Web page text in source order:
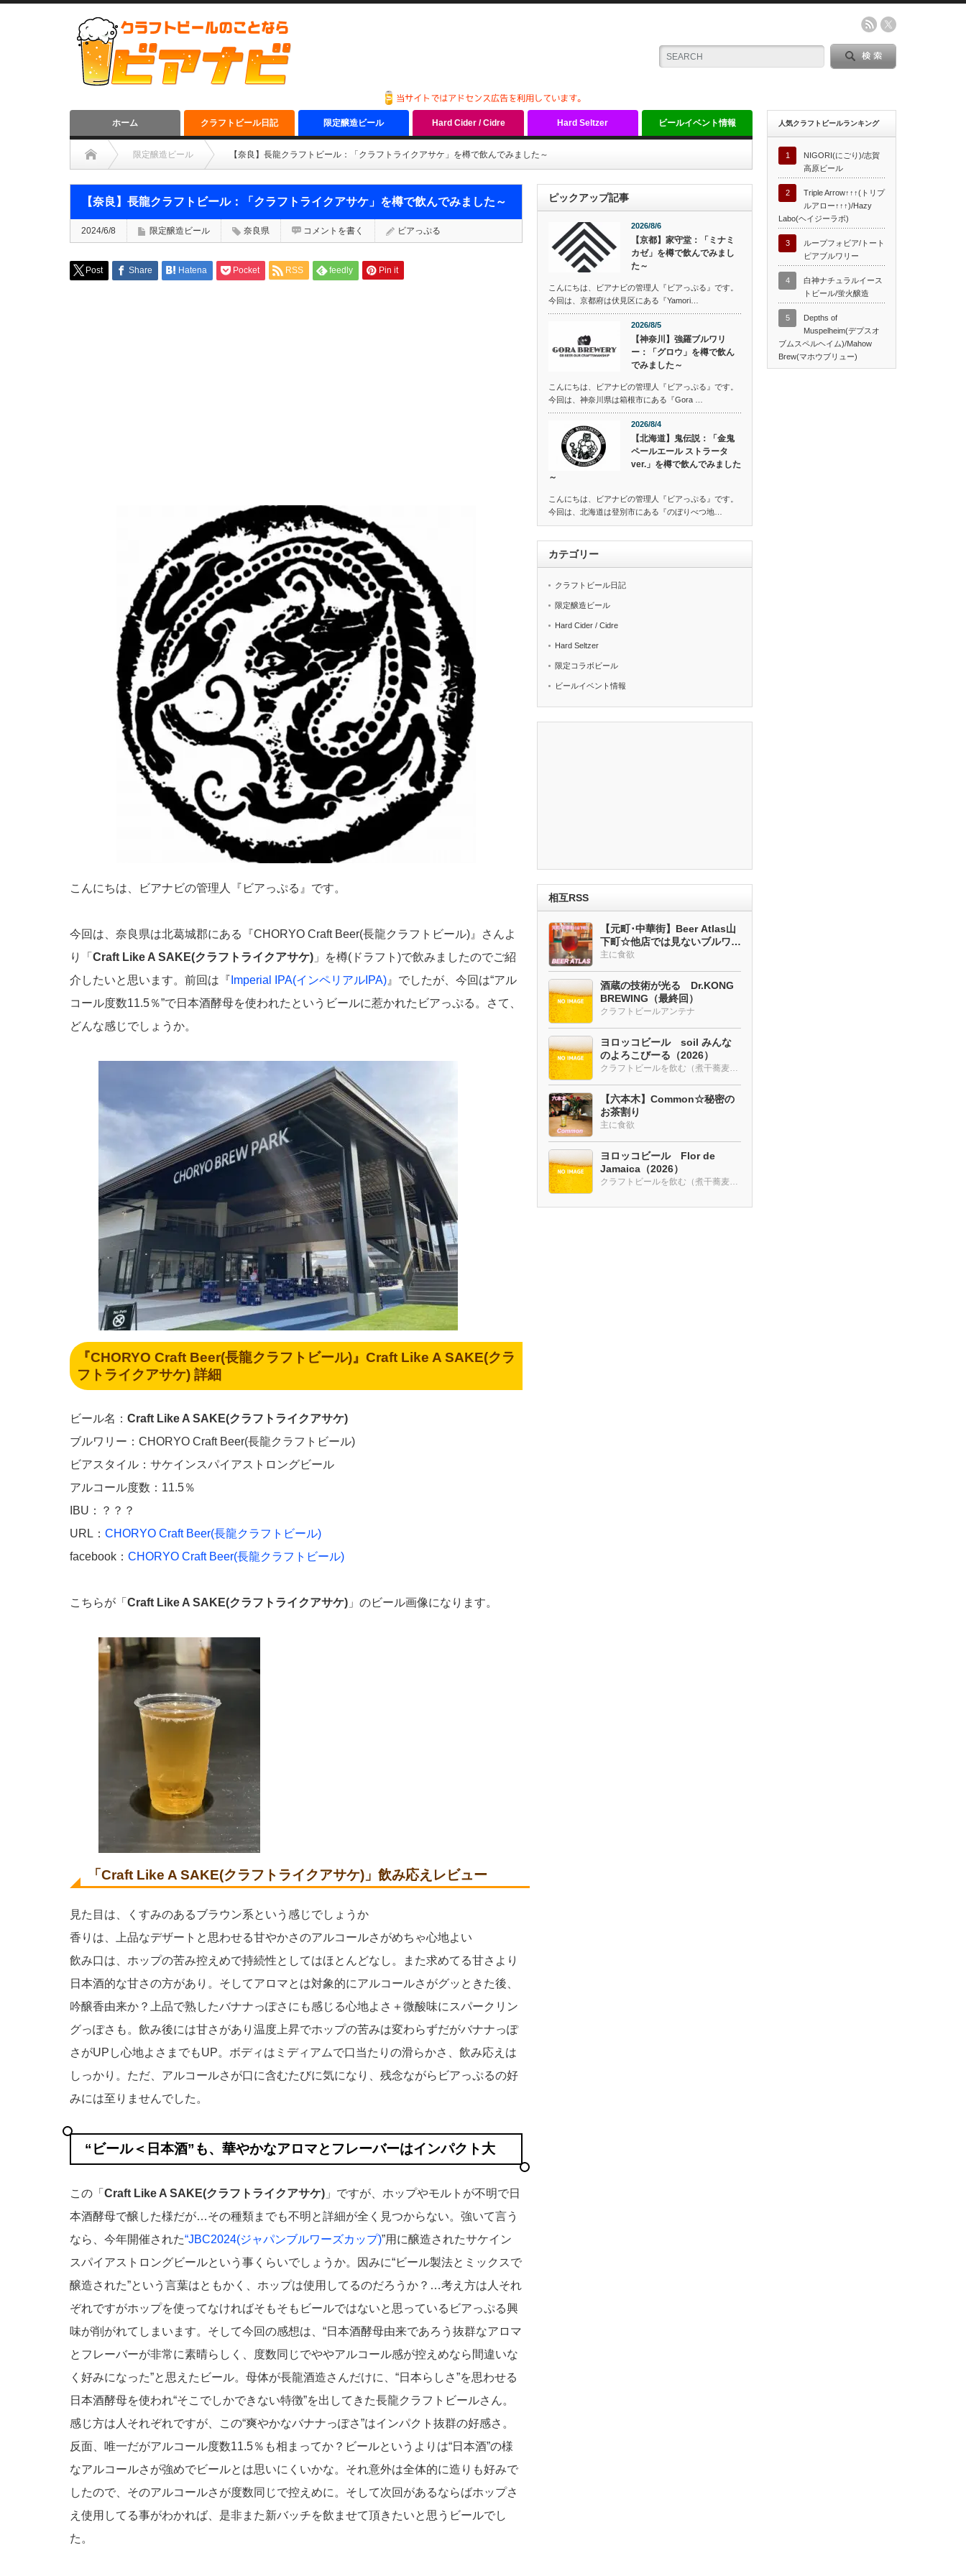
ホーム クラフトビール日記 限定醸造ビール Hard Cider / Cidre Hard Seltzer ビールイベント情報
限定醸造ビール 【奈良】長龍クラフトビール：「クラフトライクアサケ」を樽で飲んでみました～
【奈良】長龍クラフトビール：「クラフトライクアサケ」を樽で飲んでみました～
2024/6/8 限定醸造ビール 奈良県 コメントを書く ビアっぷる
Post Share Hatena Pocket RSS feedly Pin it
こんにちは、ビアナビの管理人『ビアっぷる』です。
今回は、奈良県は北葛城郡にある『CHORYO Craft Beer(長龍クラフトビール)』さんよ
り「 Craft Like A SAKE(クラフトライクアサケ) 」を樽(ドラフト)で飲みましたのでご紹
介したいと思います。前回は『 Imperial IPA(インペリアルIPA) 』でしたが、今回は“アル
コール度数11.5％”で日本酒酵母を使われたというビールに惹かれたビアっぷる。さて、
どんな感じでしょうか。
『CHORYO Craft Beer(長龍クラフトビール)』Craft Like A SAKE(クラ
フトライクアサケ) 詳細
ビール名： Craft Like A SAKE(クラフトライクアサケ)
ブルワリー：CHORYO Craft Beer(長龍クラフトビール)
ビアスタイル：サケインスパイアストロングビール
アルコール度数：11.5％
IBU：？？？
URL： CHORYO Craft Beer(長龍クラフトビール)
facebook： CHORYO Craft Beer(長龍クラフトビール)
こちらが「 Craft Like A SAKE(クラフトライクアサケ) 」のビール画像になります。
「Craft Like A SAKE(クラフトライクアサケ)」飲み応えレビュー
見た目は、くすみのあるブラウン系という感じでしょうか
香りは、上品なデザートと思わせる甘やかさのアルコールさがめちゃ心地よい
飲み口は、ホップの苦み控えめで持続性としてはほとんどなし。また求めてる甘さより
日本酒的な甘さの方があり。そしてアロマとは対象的にアルコールさがグッときた後、
吟醸香由来か？上品で熟したバナナっぽさにも感じる心地よさ＋微酸味にスパークリン
グっぽさも。飲み後には甘さがあり温度上昇でホップの苦みは変わらずだがバナナっぽ
さがUPし心地よさまでもUP。ボディはミディアムで口当たりの滑らかさ、飲み応えは
しっかり。ただ、アルコールさが口に含むたびに気になり、残念ながらビアっぷるの好
みには至りませんでした。
“ビール＜日本酒”も、華やかなアロマとフレーバーはインパクト大
この「 Craft Like A SAKE(クラフトライクアサケ) 」ですが、ホップやモルトが不明で日
本酒酵母で醸した様だが…その種類までも不明と詳細が全く見つからない。強いて言う
なら、今年開催された“JBC2024(ジャパンブルワーズカップ)”用に醸造されたサケイン
スパイアストロングビールという事くらいでしょうか。因みに“ビール製法とミックスで
醸造された”という言葉はともかく、ホップは使用してるのだろうか？…考え方は人それ
ぞれですがホップを使ってなければそもそもビールではないと思っているビアっぷる興
味が削がれてしまいます。そして今回の感想は、“日本酒酵母由来であろう抜群なアロマ
とフレーバーが非常に素晴らしく、度数同じでややアルコール感が控えめなら間違いな
く好みになった”と思えたビール。母体が長龍酒造さんだけに、“日本らしさ”を思わせる
日本酒酵母を使われ“そこでしかできない特徴”を出してきた長龍クラフトビールさん。
感じ方は人それぞれですが、この“爽やかなバナナっぽさ”はインパクト抜群の好感さ。
反面、唯一だがアルコール度数11.5％も相まってか？ビールというよりは“日本酒”の様
なアルコールさが強めでビールとは思いにくいかな。それ意外は全体的に造りも好みで
したので、そのアルコールさが度数同じで控えめに。そして次回があるならばホップさ
え使用してる事がわかれば、是非また新バッチを飲ませて頂きたいと思うビールでし
た。
ピックアップ記事
2026/8/6
【京都】家守堂：「ミナミ
カゼ」を樽で飲んでみまし
た～
こんにちは、ビアナビの管理人『ビアっぷる』です。
今回は、京都府は伏見区にある『Yamori…
2026/8/5
【神奈川】強羅ブルワリ
ー：「グロウ」を樽で飲ん
でみました～
こんにちは、ビアナビの管理人『ビアっぷる』です。
今回は、神奈川県は箱根市にある『Gora …
2026/8/4
【北海道】鬼伝説：「金鬼
ペールエール ストラータ
ver.」を樽で飲んでみました
～
こんにちは、ビアナビの管理人『ビアっぷる』です。
今回は、北海道は登別市にある『のぼりべつ地…
カテゴリー
クラフトビール日記
限定醸造ビール
Hard Cider / Cidre
Hard Seltzer
限定コラボビール
ビールイベント情報
相互RSS
【元町･中華街】Beer Atlas山
下町☆他店では見ないブルワリ
ー多め
主に食欲
酒蔵の技術が光る Dr.KONG
BREWING（最終回）
クラフトビールアンテナ
ヨロッコビール soil みんな
のよろこびーる（2026）
クラフトビールを飲む（煮干蕎麦も・・・）
【六本木】Common☆秘密の
お茶割り
主に食欲
ヨロッコビール Flor de
Jamaica（2026）
クラフトビールを飲む（煮干蕎麦も・・・）
人気クラフトビールランキング
1
NIGORI(にごり)/志賀
高原ビール
2
Triple Arrow↑↑↑(トリプ
ルアロー↑↑↑)/Hazy
Labo(ヘイジーラボ)
3
ループフォビア/トート
ピアブルワリー
4
白神ナチュラルイース
トビール/蛍火醸造
5
Depths of
Muspelheim(デプスオ
ブムスペルヘイム)/Mahow
Brew(マホウブリュー)